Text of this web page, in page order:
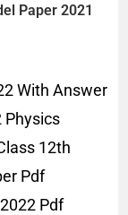
Paper 2021
With Answer
Physics
12th
Pdf
Pdf